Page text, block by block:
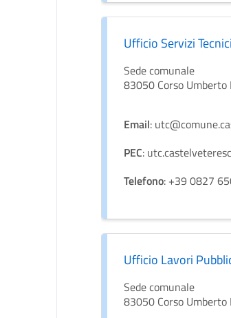
Ufficio Servizi Tecnici
Sede comunale
83050 Corso
Email:
PEC:
Telefono: +39 0827
Ufficio Lavori
Sede comunale
83050 Corso